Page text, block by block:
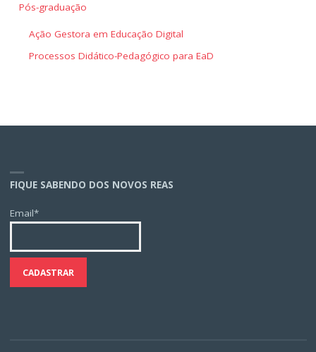
Pós-graduação
Ação Gestora em Educação Digital
Processos Didático-Pedagógico para EaD
FIQUE SABENDO DOS NOVOS REAS
Email*